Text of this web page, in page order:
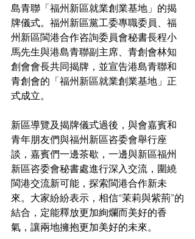
島青聯「福州新區就業創業基地」的揭
牌儀式。福州新區黨工委專職委員、福
州新區閩港合作咨詢委員會秘書長程小
馬先生與港島青聯副主席、青創會林知
創會會長共同揭牌，並宣告港島青聯和
青創會的「福州新區就業創業基地」正
式成立。
新區導覽及揭牌儀式過後，與會嘉賓和
青年朋友們與福州新區咨委會舉行座
談，嘉賓們一邊茶歇，一邊與新區福州
新區咨委會秘書處進行深入交流，圍繞
閩港交流新可能，探索閩港合作新未
來。大家紛紛表示，相信“茉莉與紫荊”的
結合，定能釋放更加絢爛而美好的香
氣，讓兩地擁抱更加美好的未來。